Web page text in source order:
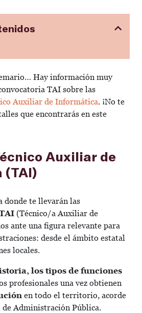
Hay información muy
TAI sobre las
Auxiliar de Informática. ¡No te
que encontrarás en este
Auxiliar de
(TAI)
donde te llevarán las
(Técnico/a Auxiliar de
ante una figura relevante para
desde el ámbito estatal
locales.
los tipos de funciones
profesionales una vez obtienen
en todo el territorio, acorde
Administración Pública.